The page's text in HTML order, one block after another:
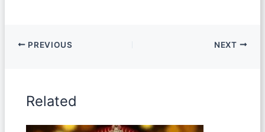
PREVIOUS NEXT
Related